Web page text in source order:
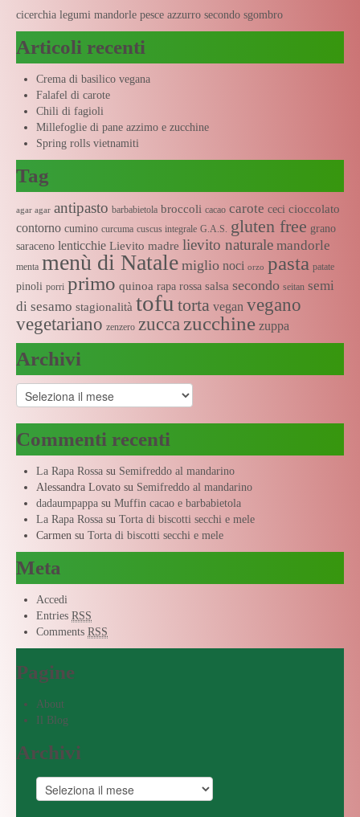
cicerchia legumi mandorle pesce azzurro secondo sgombro
Articoli recenti
Crema di basilico vegana
Falafel di carote
Chili di fagioli
Millefoglie di pane azzimo e zucchine
Spring rolls vietnamiti
Tag
agar agar antipasto barbabietola broccoli cacao carote ceci cioccolato
contorno cumino curcuma cuscus integrale G.A.S. gluten free grano
saraceno lenticchie Lievito madre lievito naturale mandorle
menta menù di Natale miglio noci orzo pasta patate
pinoli porri primo quinoa rapa rossa salsa secondo seitan semi
di sesamo stagionalità tofu torta vegan vegano
vegetariano zenzero zucca zucchine zuppa
Archivi
Archivi
Commenti recenti
La Rapa Rossa su Semifreddo al mandarino
Alessandra Lovato su Semifreddo al mandarino
dadaumpappa su Muffin cacao e barbabietola
La Rapa Rossa su Torta di biscotti secchi e mele
Carmen su Torta di biscotti secchi e mele
Meta
Accedi
Entries RSS
Comments RSS
Pagine
About
Il Blog
Archivi